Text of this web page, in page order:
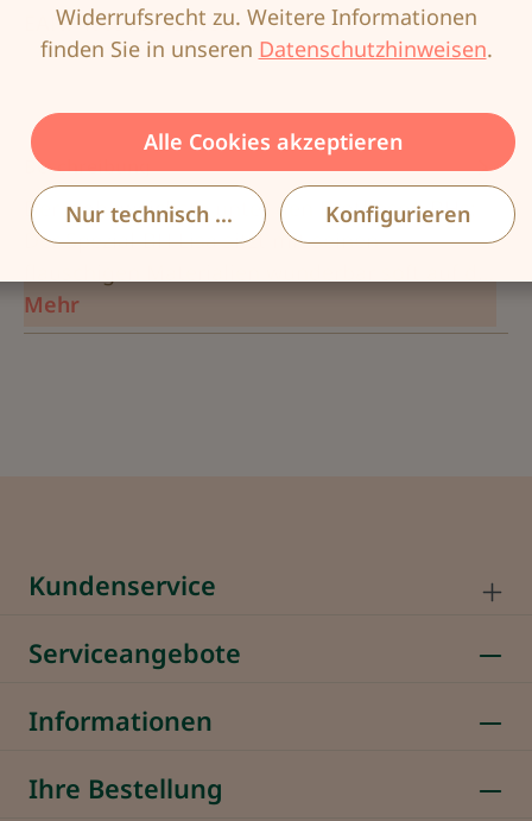
EAN:4009706695158
Beschreibung
Der wohl weichste unter den Prothesen-BHs:
Der Spezial-BH Lisa sitzt mit seinen
Mehr
Kundenservice
Serviceangebote
Informationen
Ihre Bestellung
Widerrufsrecht zu. Weitere Informationen
finden Sie in unseren Datenschutzhinweisen.
Alle Cookies akzeptieren
Nur technisch notwendigeKonfigurieren